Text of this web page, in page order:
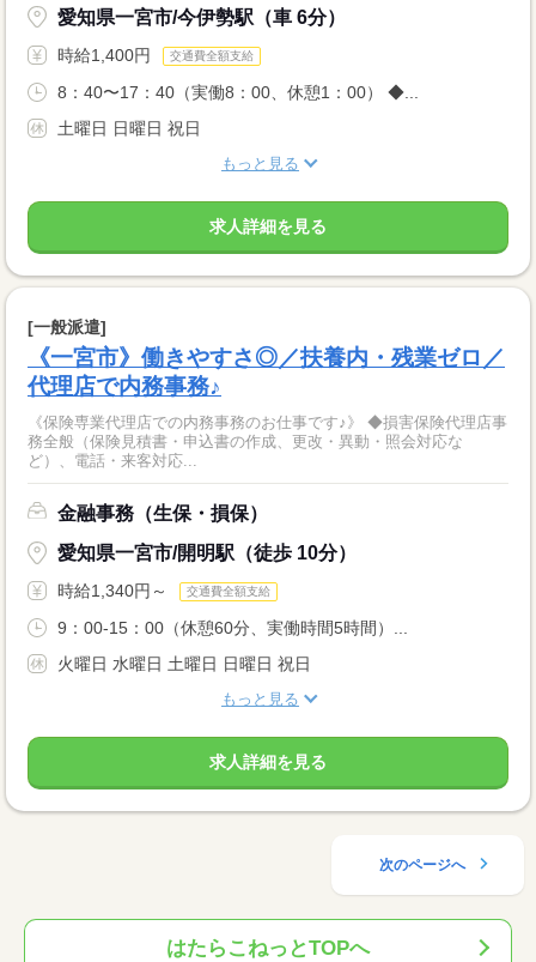
愛知県一宮市/今伊勢駅（車 6分）
時給1,400円 交通費全額支給
8：40〜17：40（実働8：00、休憩1：00） ◆...
土曜日 日曜日 祝日
もっと見る
求人詳細を見る
[一般派遣]
《一宮市》働きやすさ◎／扶養内・残業ゼロ／
代理店で内務事務♪
《保険専業代理店での内務事務のお仕事です♪》 ◆損害保険代理店事
務全般（保険見積書・申込書の作成、更改・異動・照会対応な
ど）、電話・来客対応...
金融事務（生保・損保）
愛知県一宮市/開明駅（徒歩 10分）
時給1,340円～ 交通費全額支給
9：00‐15：00（休憩60分、実働時間5時間）...
火曜日 水曜日 土曜日 日曜日 祝日
もっと見る
求人詳細を見る
次のページへ
はたらこねっとTOPへ